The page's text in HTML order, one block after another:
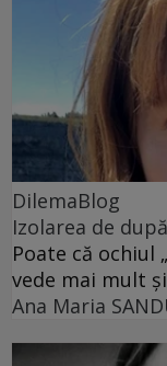
DilemaBlog
Izolarea de
Poate că ochiul
vede mai mult
Ana Maria